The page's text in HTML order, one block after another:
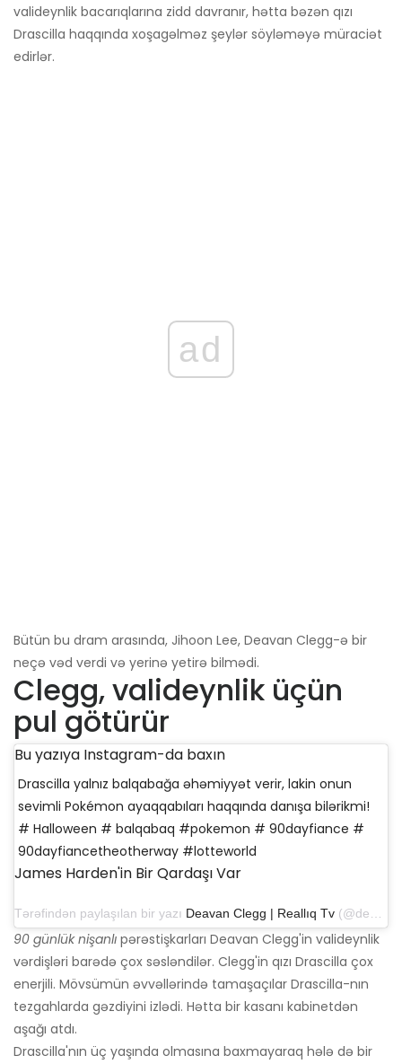
valideynlik bacarıqlarına zidd davranır, hətta bəzən qızı
Drascilla haqqında xoşagəlməz şeylər söyləməyə müraciət
edirlər.
ad
Bütün bu dram arasında, Jihoon Lee, Deavan Clegg-ə bir
neçə vəd verdi və yerinə yetirə bilmədi.
Clegg, valideynlik üçün
pul götürür
Bu yazıya Instagram-da baxın
Drascilla yalnız balqabağa əhəmiyyət verir, lakin onun
sevimli Pokémon ayaqqabıları haqqında danışa bilərikmi!
# Halloween # balqabaq #pokemon # 90dayfiance #
90dayfiancetheotherway #lotteworld
James Harden'in Bir Qardaşı Var
Tərəfindən paylaşılan bir yazı Deavan Clegg | Reallıq Tv (@deavanclegg) 21 sentyabr 2019-cu il, saat 21: 32-də PDT
90 günlük nişanlı pərəstişkarları Deavan Clegg'in valideynlik
vərdişləri barədə çox səsləndilər. Clegg'in qızı Drascilla çox
enerjili. Mövsümün əvvəllərində tamaşaçılar Drascilla-nın
tezgahlarda gəzdiyini izlədi. Hətta bir kasanı kabinetdən
aşağı atdı.
Drascilla'nın üç yaşında olmasına baxmayaraq hələ də bir